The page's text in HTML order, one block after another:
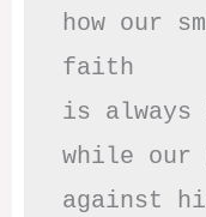
how our
faith
is always
while our
against